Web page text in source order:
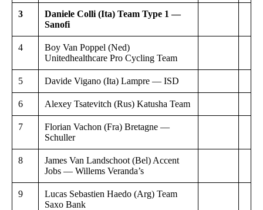
3
Daniele Colli (Ita) Team Type 1 —
Sanofi
4
Boy Van Poppel (Ned)
Unitedhealthcare Pro Cycling Team
5 Davide Vigano (Ita) Lampre — ISD
6 Alexey Tsatevitch (Rus) Katusha Team
7
Florian Vachon (Fra) Bretagne —
Schuller
8
James Van Landschoot (Bel) Accent
Jobs — Willems Veranda’s
9
Lucas Sebastien Haedo (Arg) Team
Saxo Bank